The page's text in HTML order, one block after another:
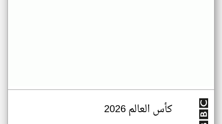
كأس العالم 2026